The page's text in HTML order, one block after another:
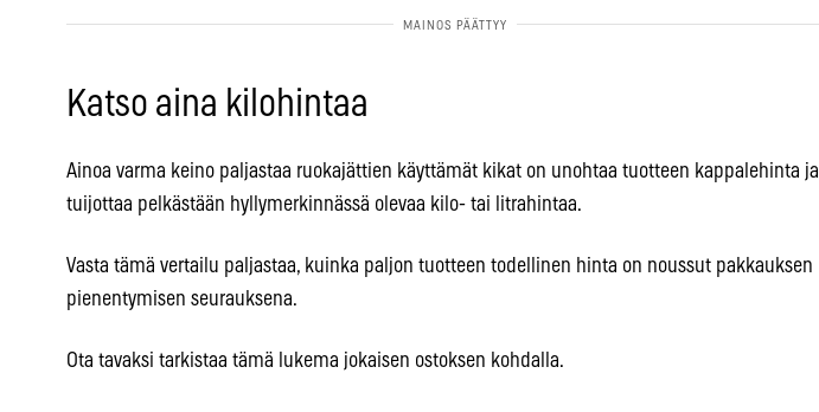
Katso aina kilohintaa
Ainoa varma keino paljastaa ruokajättien käyttämät kikat on unohtaa tuotteen kappalehinta ja
tuijottaa pelkästään hyllymerkinnässä olevaa kilo- tai litrahintaa.
Vasta tämä vertailu paljastaa, kuinka paljon tuotteen todellinen hinta on noussut pakkauksen
pienentymisen seurauksena.
Ota tavaksi tarkistaa tämä lukema jokaisen ostoksen kohdalla.